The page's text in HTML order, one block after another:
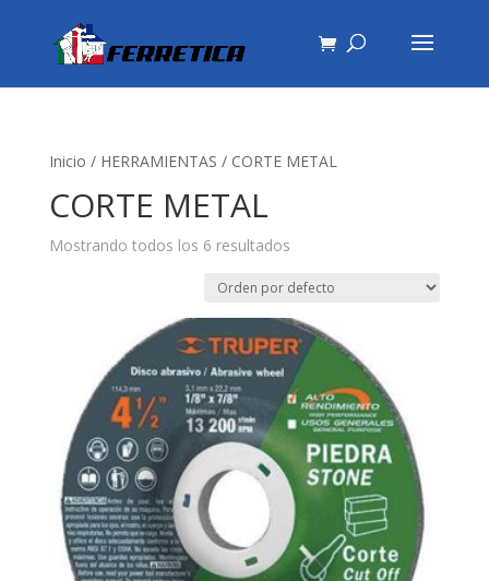
Inicio / HERRAMIENTAS / CORTE METAL
CORTE METAL
Mostrando todos los 6 resultados